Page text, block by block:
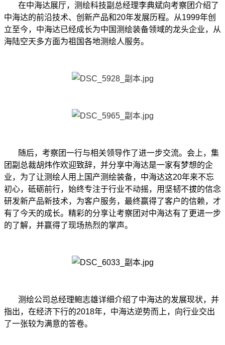
在中海达展厅，测绘科技副总经理李典斌向考察团介绍了
中海达的前沿技术、创新产品和20年发展历程。从1999年创
立至今，中海达已经成长为中国测绘装备领域的龙头企业，从
海陆空天多方面为祖国各地测绘人服务。
随后，考察团一行与相关领导作了进一步交流。会上，集
团副总裁胡炜作欢迎致辞，并分享中海达是一家有梦想的企
业，为了让测绘人用上国产测绘装备，中海达这20年来不忘
初心，砥砺前行，始终专注于行业不动摇，用坚韧不拔的信念
研发新产品新技术，为客户服务，最终赢得了客户的信赖，才
有了今天的成长。精彩的分享让考察团对中海达有了更进一步
的了解，并赢得了现场热烈的掌声。
测绘公司总经理鲍志雄详细介绍了中海达的发展现状，并
指出，在经济下行的2018年，中海达逆势而上，向行业交出
了一张较为满意的答卷。